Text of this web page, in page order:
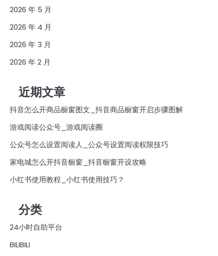
2026 年 5 月
2026 年 4 月
2026 年 3 月
2026 年 2 月
近期文章
抖音怎么开商品橱窗图文_抖音商品橱窗开启步骤图解
游戏阅读公众号_游戏阅读圈
公众号怎么设置阅读人_公众号设置阅读权限技巧
家电城怎么开抖音橱窗_抖音橱窗开设攻略
小红书使用教程_小红书使用技巧？
分类
24小时自助平台
BILIBILI